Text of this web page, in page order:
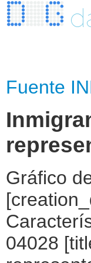
Fuente
Gráfico de lineas por fila: pcaxis Object ( [axis_version] => [creation_date] => 20080709 [note] => [subject_area] => Características de los inmigrantes [subject_code] => 04 [matrix] => 04028 [title] => Inmigrantes por continentes y países más representados, según año de llegada a España [description] => [contents] => Inmigrantes [units] => inmigrantes [stub] => Array ( [0] => origen del inmigrante ) [heading] => Array ( [0] => año de llegada a España ) [prestext] => [values] => Array ( [:www.ine.es tel: " "+34 91 5839100 "; VALUES("origen del inmigrante] => Array ( [0] => Total [1] => PAÍSES